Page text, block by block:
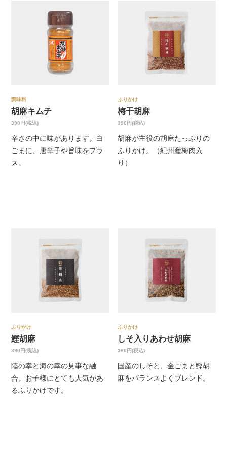
調味料
胡麻キムチ
390円(税込)
辛さの中に味があります。白
ごまに、唐辛子や旨味をプラ
ス。
ふりかけ
梅干胡麻
390円(税込)
胡麻が主役の胡麻たっぷりの
ふりかけ。（紀州産梅肉入
り）
ふりかけ
鰹胡麻
390円(税込)
陸の幸と海の幸の見事な融
合。お子様にとても人気があ
るふりかけです。
ふりかけ
しそ入りあわせ胡麻
390円(税込)
国産のしそと、金ごまと鰹胡
麻をバランスよくブレンド。